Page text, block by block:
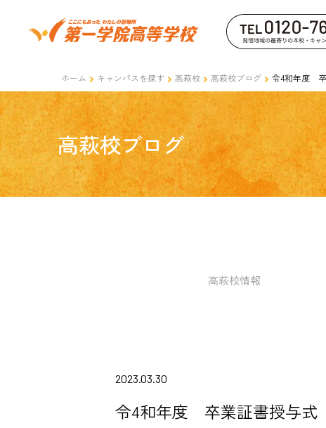
ホーム キャンパスを探す 高萩校 高萩校ブログ 令4和年度
高萩校ブログ
高萩校情報
2023.03.30
令4和年度 卒業証書授与式